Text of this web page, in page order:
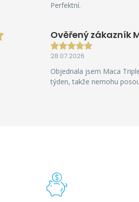
Perfektní.
Ověřený zákazník
28.07.2026
Objednala jsem Maca
týden, takže nemohu